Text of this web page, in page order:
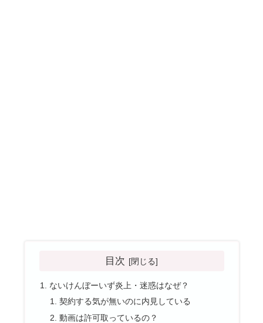
目次
ないけんぼーいず炎上・迷惑はなぜ？
契約する気が無いのに内見している
動画は許可取っているの？